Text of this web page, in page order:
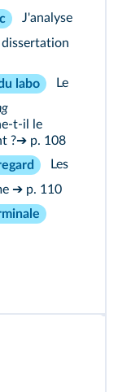
J'analyse
labo
Le
le
?➔ p. 108
Les
➔ p. 110